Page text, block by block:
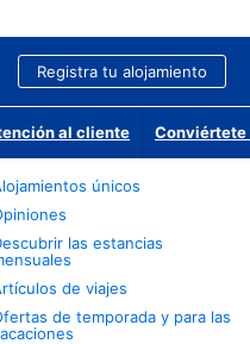
Registra tu alojamiento
al cliente
únicos
las estancias
de viajes
de temporada y para las